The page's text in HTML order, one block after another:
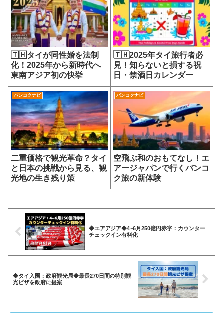
🇹🇭タイが同性婚を法制
化！2025年から新時代へ
東南アジア初の快挙
🇹🇭2025年タイ旅行者必
見！知らないと損する祝
日・禁酒日カレンダー
バンコクナビ
二重価格で観光革命？タイ
と日本の挑戦から見る、観
光地の生き残り策
バンコクナビ
空飛ぶ和のおもてなし！エ
アージャパンで行くバンコ
ク旅の新体験
◆エアアジア◆4~6月250億円赤字：カウンター
チェックイン有料化
◆タイ入国：政府観光局◆最長270日間の特別観
光ビザを政府に提案